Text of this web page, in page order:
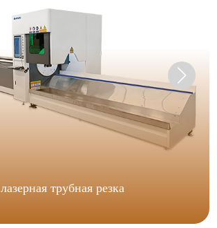
лазерная трубная резка